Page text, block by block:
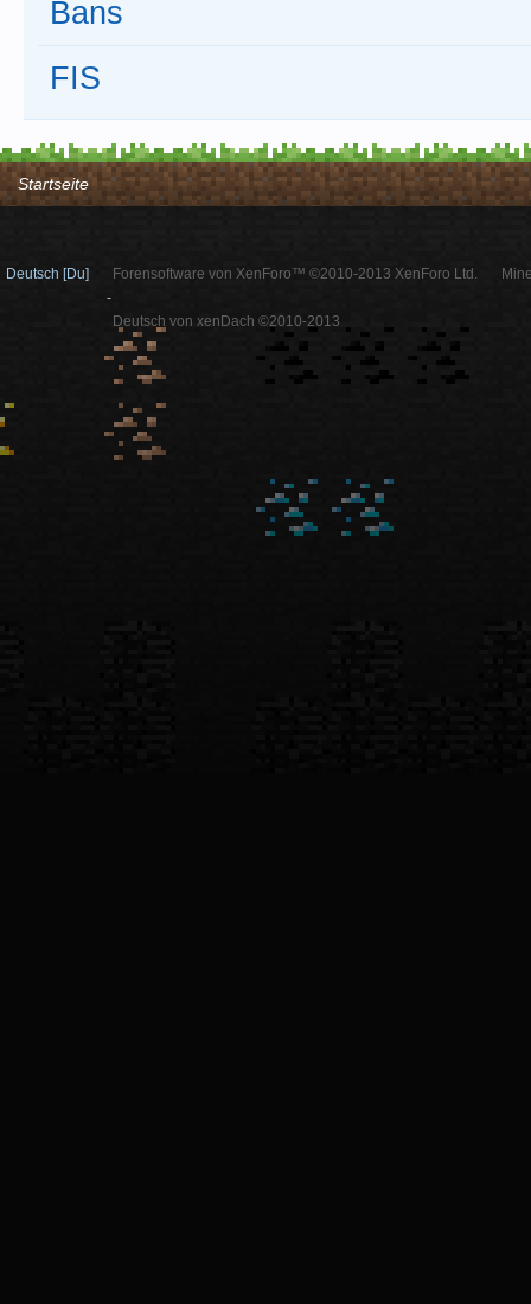
Bans
FIS
Startseite
Deutsch [Du]
Forensoftware von XenForo™ ©2010-2013 XenForo Ltd.
-
Deutsch von xenDach ©2010-2013